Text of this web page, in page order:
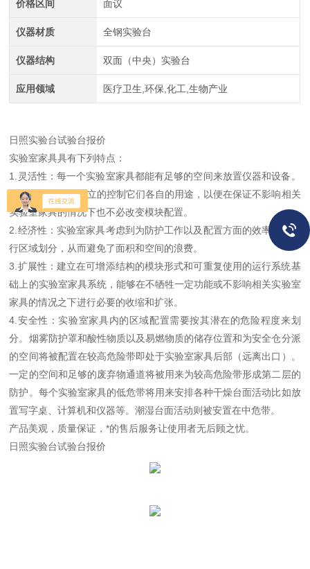
价格区间 面议
仪器材质 全钢实验台
仪器结构 双面（中央）实验台
应用领域 医疗卫生,环保,化工,生物产业
日照实验台试验台报价
实验室家具具有下列特点：
1.灵活性：每一个实验室家具都能有足够的空间来放置仪器和设备。
单独板块还可以独立的控制它们各自的用途，以便在保证不影响相关
实验室家具的情况下也不必改变模块配置。
2.经济性：实验室家具考虑到为防护工作以及配置方面的效率利用进
行区域划分，从而避免了面积和空间的浪费。
3.扩展性：建立在可增添结构的模块形式和可重复使用的运行系统基
础上的实验室家具系统，能够在不牺牲一定功能或不影响相关实验室
家具的情况之下进行必要的收缩和扩张。
4.安全性：实验室家具内的区域配置需要按其潜在的危险程度来划
分。烟雾防护罩和酸性物质以及易燃物质的储存位置和为安全仓分派
的空间将被配置在较高危险带即处于实验室家具后部（远离出口）。
一定的空间和足够的废弃物通道将被用来为较高危险带形成第二层的
防护。每个实验室家具的低危带将用来安排各种干燥台面活动比如放
置写字桌、计算机和仪器等。潮湿台面活动则被安置在中危带。
产品美观，质量保证，*的售后服务让使用者无后顾之忧。
日照实验台试验台报价